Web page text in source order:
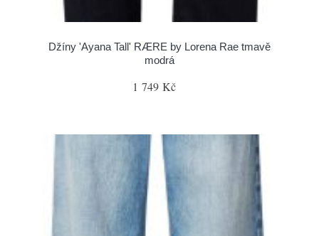
Džíny 'Ayana Tall' RÆRE by Lorena Rae tmavě
modrá
1 749 Kč